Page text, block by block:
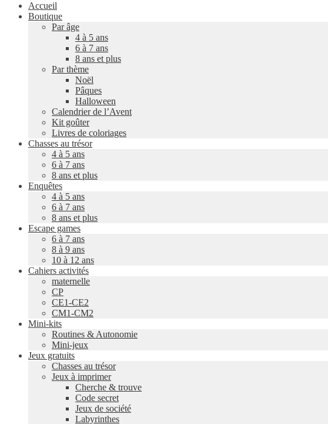
Accueil
Boutique
Par âge
4 à 5 ans
6 à 7 ans
8 ans et plus
Par thème
Noël
Pâques
Halloween
Calendrier de l’Avent
Kit goûter
Livres de coloriages
Chasses au trésor
4 à 5 ans
6 à 7 ans
8 ans et plus
Enquêtes
4 à 5 ans
6 à 7 ans
8 ans et plus
Escape games
6 à 7 ans
8 à 9 ans
10 à 12 ans
Cahiers activités
maternelle
CP
CE1-CE2
CM1-CM2
Mini-kits
Routines & Autonomie
Mini-jeux
Jeux gratuits
Chasses au trésor
Jeux à imprimer
Cherche & trouve
Code secret
Jeux de société
Labyrinthes